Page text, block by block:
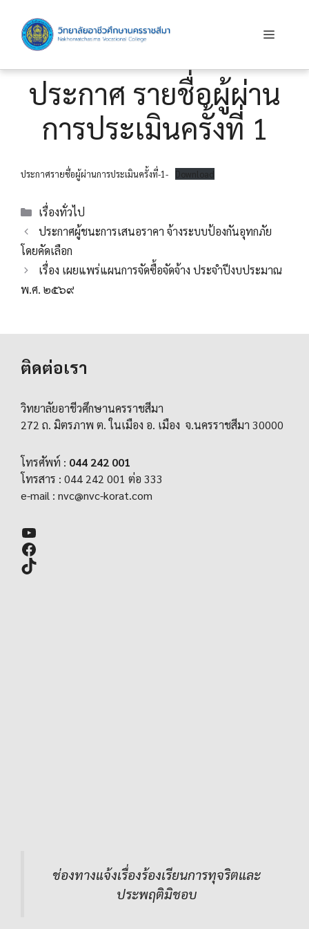
content
Menu
ประกาศ รายชื่อผู้ผ่าน
การประเมินครั้งที่ 1
ประกาศรายชื่อผู้ผ่านการประเมินครั้งที่-1- Download
Categories
เรื่องทั่วไป
ประกาศผู้ชนะการเสนอราคา จ้างระบบป้องกันอุทกภัย
โดยคัดเลือก
เรื่อง เผยแพร่แผนการจัดซื้อจัดจ้าง ประจำปีงบประมาณ
พ.ศ. ๒๕๖๙
ติดต่อเรา
วิทยาลัยอาชีวศึกษานครราชสีมา
272 ถ. มิตรภาพ ต. ในเมือง อ. เมือง จ.นครราชสีมา 30000
โทรศัพท์ : 044 242 001
โทรสาร : 044 242 001 ต่อ 333
e-mail : nvc@nvc-korat.com
YouTube
Facebook
TikTok
ช่องทางแจ้งเรื่องร้องเรียนการทุจริตและ
ประพฤติมิชอบ